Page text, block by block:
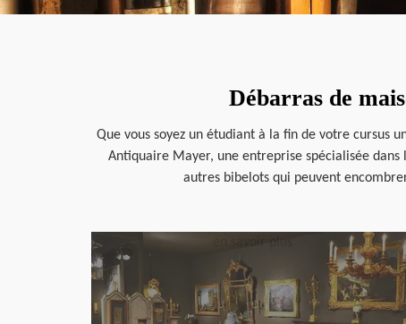
Débarras de
Que vous soyez un étudiant à la fin de votre cursus
Antiquaire Mayer, une entreprise spécialisée
autres bibelots qui peuvent